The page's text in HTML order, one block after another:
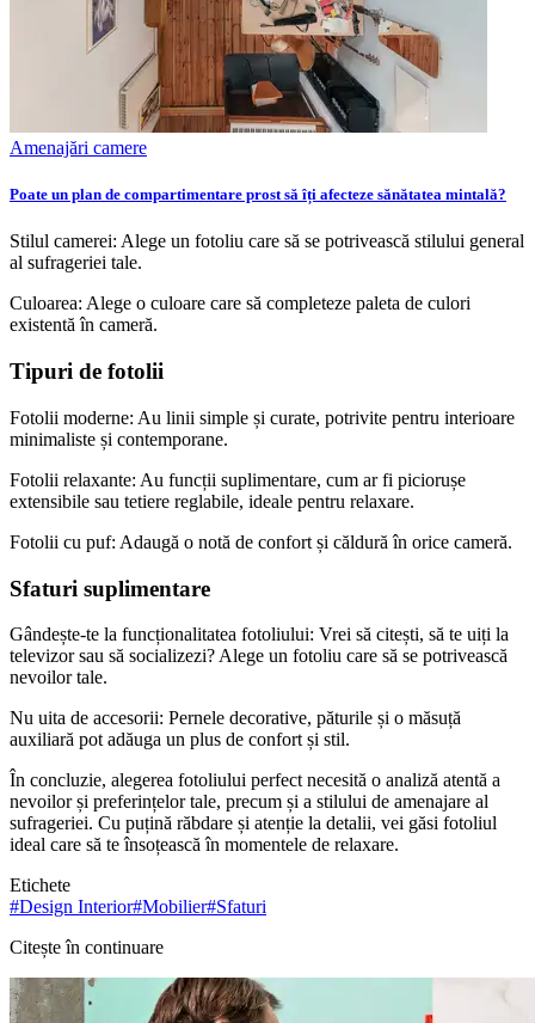
Amenajări camere
Poate un plan de compartimentare prost să îți afecteze sănătatea mintală?
Stilul camerei: Alege un fotoliu care să se potrivească stilului general
al sufrageriei tale.
Culoarea: Alege o culoare care să completeze paleta de culori
existentă în cameră.
Tipuri de fotolii
Fotolii moderne: Au linii simple și curate, potrivite pentru interioare
minimaliste și contemporane.
Fotolii relaxante: Au funcții suplimentare, cum ar fi piciorușe
extensibile sau tetiere reglabile, ideale pentru relaxare.
Fotolii cu puf: Adaugă o notă de confort și căldură în orice cameră.
Sfaturi suplimentare
Gândește-te la funcționalitatea fotoliului: Vrei să citești, să te uiți la
televizor sau să socializezi? Alege un fotoliu care să se potrivească
nevoilor tale.
Nu uita de accesorii: Pernele decorative, păturile și o măsuță
auxiliară pot adăuga un plus de confort și stil.
În concluzie, alegerea fotoliului perfect necesită o analiză atentă a
nevoilor și preferințelor tale, precum și a stilului de amenajare al
sufrageriei. Cu puțină răbdare și atenție la detalii, vei găsi fotoliul
ideal care să te însoțească în momentele de relaxare.
Etichete
#Design Interior#Mobilier#Sfaturi
Citește în continuare